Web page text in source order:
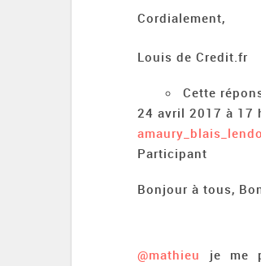
Cordialement,
Louis de Credit.fr
Cette
24 avril 2017 à 17
Participant
Bonjour à tous,
@mathieu
je me